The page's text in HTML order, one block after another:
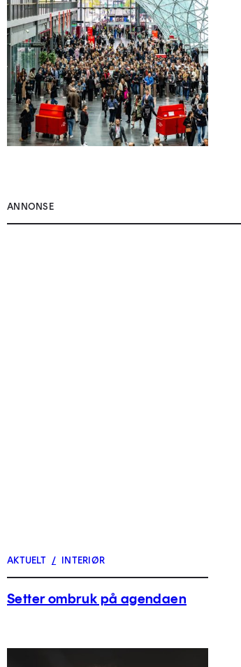
ANNONSE
AKTUELT / INTERIØR
Setter ombruk på agendaen